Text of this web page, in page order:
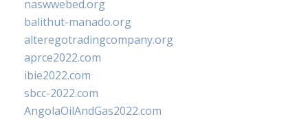
naswwebed.org
balithut-manado.org
alteregotradingcompany.org
aprce2022.com
ibie2022.com
sbcc-2022.com
AngolaOilAndGas2022.com